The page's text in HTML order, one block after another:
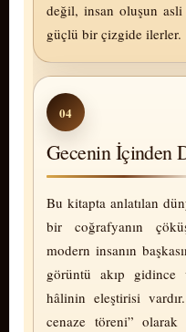
değil, insan oluşun asli
güçlü bir çizgide ilerler.
04
Gecenin İçinden
Bu kitapta anlatılan
bir coğrafyanın
modern insanın
görüntü akıp gidince
hâlinin eleştirisi
cenaze töreni” olarak